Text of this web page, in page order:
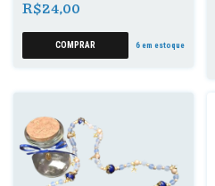
R$24,00
COMPRAR 6em estoque